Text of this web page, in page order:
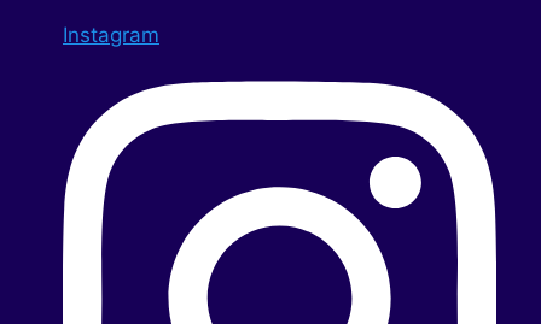
Instagram